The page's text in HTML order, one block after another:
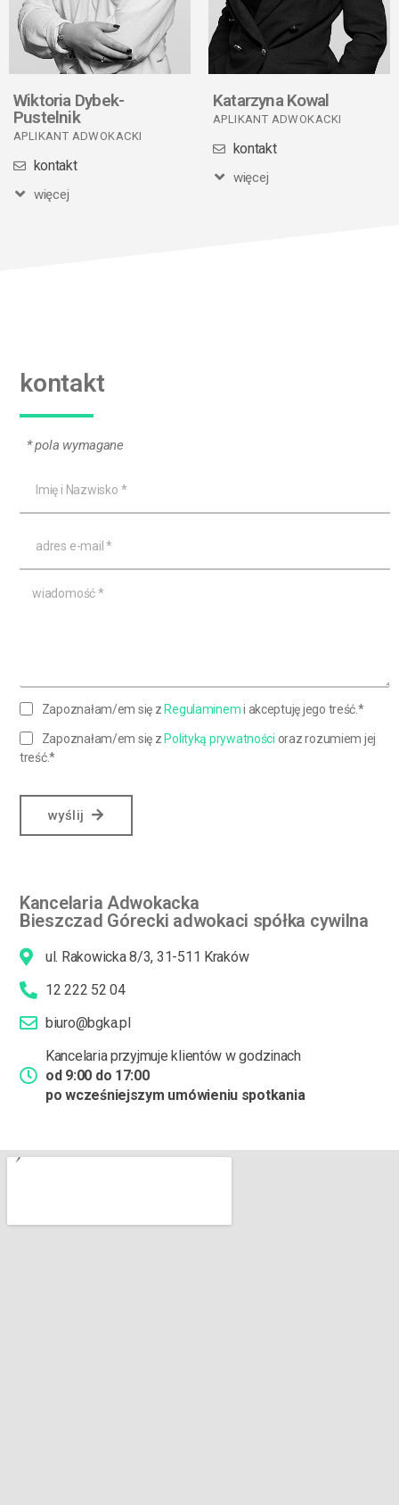
Wiktoria Dybek-
Pustelnik
APLIKANT ADWOKACKI
kontakt
więcej
Katarzyna Kowal
APLIKANT ADWOKACKI
kontakt
więcej
kontakt
* pola wymagane
Zapoznałam/em się z Regulaminemi akceptuję jego treść.*
Zapoznałam/em się z Polityką prywatności oraz rozumiem jej
treść.*
wyślij
Kancelaria Adwokacka
Bieszczad Górecki adwokaci spółka cywilna
ul. Rakowicka 8/3, 31-511 Kraków
12 222 52 04
biuro@bgka.pl
Kancelaria przyjmuje klientów w godzinach
od 9:00 do 17:00
po wcześniejszym umówieniu spotkania